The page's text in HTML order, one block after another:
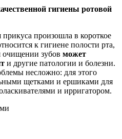
гигиены ротовой
произошла в короткое
к гигиене полости рта,
очищении зубов может
и другие патологии и болезни.
несложно: для этого
щетками и ершиками для
и ирригатором.